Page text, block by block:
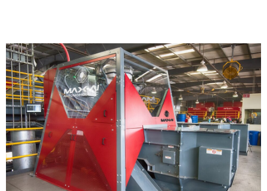
Share
真是個亂七八糟的地方。
世界銀行指出人類每年產生約13公噸（2.8兆磅）的廢棄物，